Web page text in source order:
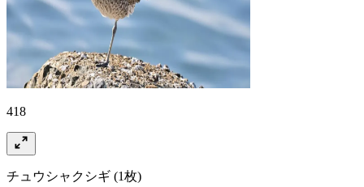
418
チュウシャクシギ (1枚)